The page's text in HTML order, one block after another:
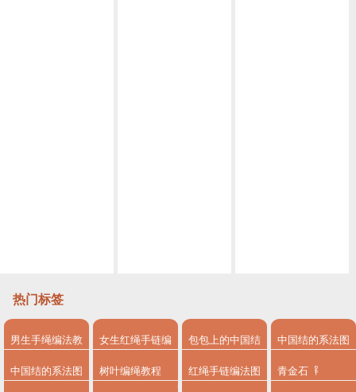
热门标签
男生手绳编法教
程
女生红绳手链编
法
包包上的中国结
系法图解
中国结的系法图
解
中国结的系法图 树叶编绳教程 红绳手链编法图 青金石